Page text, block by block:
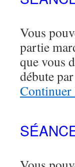
Vous
partie
que vous
débute
Continuer